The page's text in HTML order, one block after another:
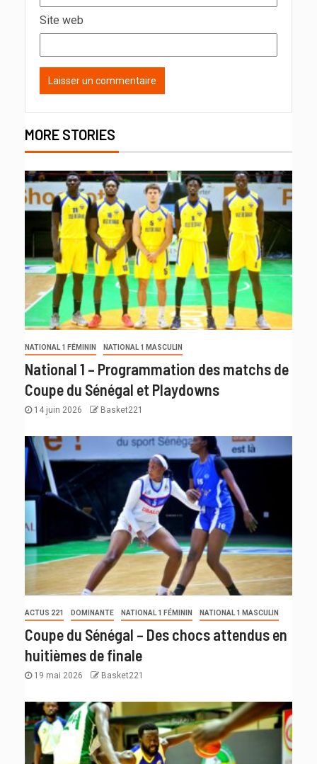
Site web
MORE STORIES
NATIONAL 1 FÉMININ NATIONAL 1 MASCULIN
National 1 – Programmation des matchs de
Coupe du Sénégal et Playdowns
14 juin 2026 Basket221
ACTUS 221 DOMINANTE NATIONAL 1 FÉMININ NATIONAL 1 MASCULIN
Coupe du Sénégal – Des chocs attendus en
huitièmes de finale
19 mai 2026 Basket221